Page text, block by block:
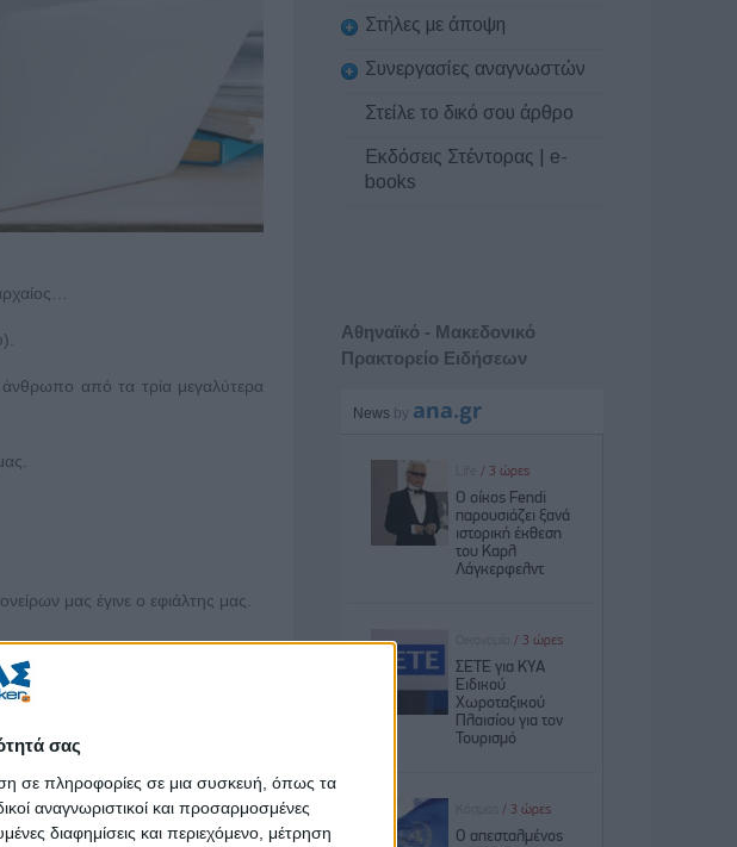
σας
σε πληροφορίες σε μια συσκευή, όπως τα
αναγνωριστικοί και προσαρμοσμένες
διαφημίσεις και περιεχόμενο, μέτρηση
άνθρωπο από τα τρία μεγαλύτερα
μας έγινε ο εφιάλτης μας.
και αναγκών
Στήλες με άποψη
Συνεργασίες αναγνωστών
Στείλε το δικό σου άρθρο
Εκδόσεις Στέντορας | e-
books
Αθηναϊκό - Μακεδονικό
Πρακτορείο Ειδήσεων